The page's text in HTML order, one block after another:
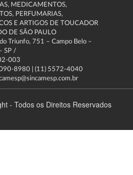
MEDICAMENTOS,
PERFUMARIAS,
E ARTIGOS DE TOUCADOR
DE SÃO PAULO
do Triunfo, 751 – Campo Belo –
SP /
003
8980 | (11) 5572-4040
- Todos os Direitos Reservados